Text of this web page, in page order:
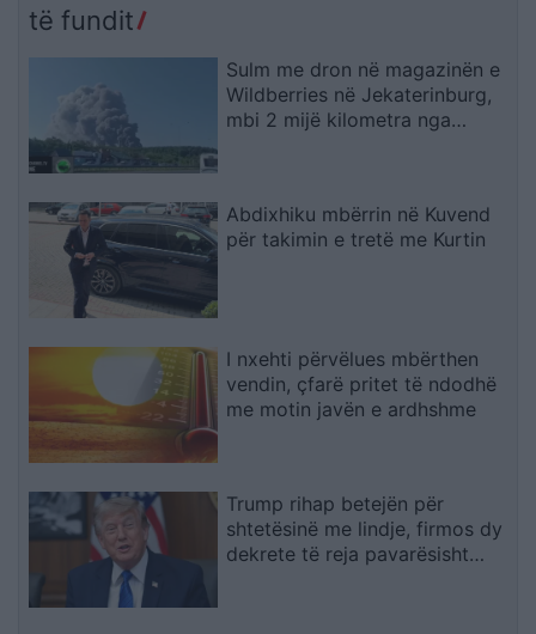
të fundit
Sulm me dron në magazinën e
Wildberries në Jekaterinburg,
mbi 2 mijë kilometra nga
Abdixhiku mbërrin në Kuvend
për takimin e tretë me Kurtin
I nxehti përvëlues mbërthen
vendin, çfarë pritet të ndodhë
me motin javën e ardhshme
Trump rihap betejën për
shtetësinë me lindje, firmos dy
dekrete të reja pavarësisht